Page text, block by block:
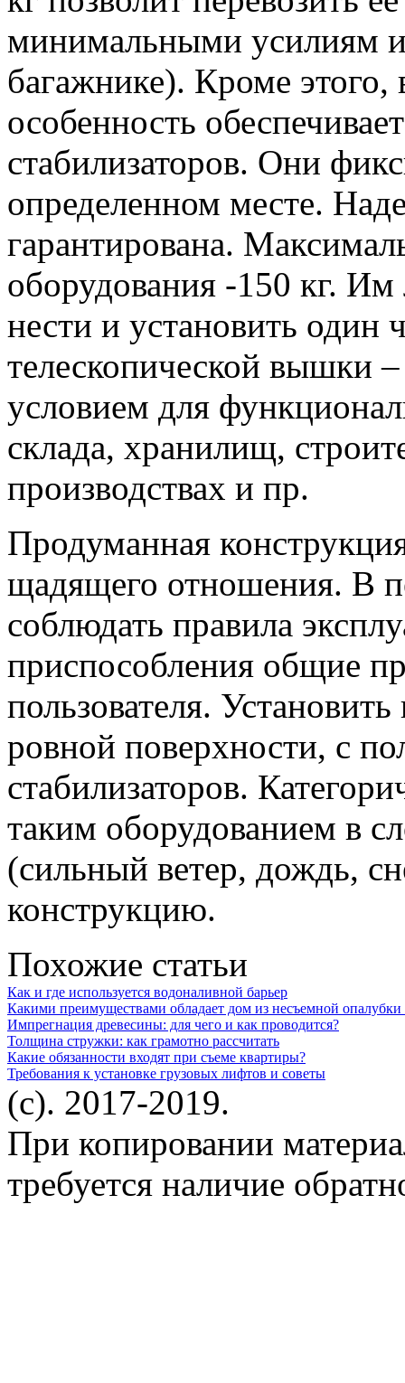
минимальными усилиям и
багажнике). Кроме этого,
особенность
стабилизаторов. Они
определенном месте.
гарантирована.
оборудования -150 кг. Им
нести и установить один
телескопической вышки
условием для
склада, хранилищ,
производствах и пр.
Продуманная
щадящего отношения. В
соблюдать правила
приспособления общие
пользователя.
ровной поверхности, с
стабилизаторов.
таким оборудованием в
(сильный ветер, дождь,
конструкцию.
Похожие статьи
Как и где используется водоналивной барьер
Какими преимуществами обладает дом из несъемной опалубки
Импрегнация древесины: для чего и как проводится?
Толщина стружки: как грамотно рассчитать
Какие обязанности входят при съеме квартиры?
Требования к установке грузовых лифтов и советы
(c). 2017-2019.
При копировании
требуется наличие